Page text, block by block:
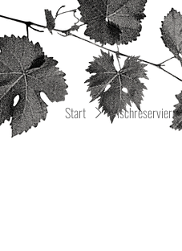
Start